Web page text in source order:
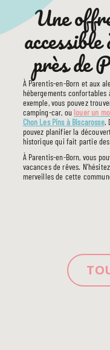
Une
près de
À Parentis-en-Born et aux
hébergements confortables
exemple, vous pouvez
camping-car, ou louer un
Chon Les Pins à Biscarosse.
pouvez planifier la
historique qui fait partie des
À Parentis-en-Born, vous
vacances de rêves.
merveilles de cette